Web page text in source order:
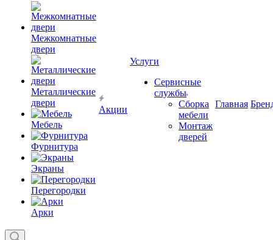
Межкомнатные
двери
Металлические
двери
Мебель
Фурнитура
Экраны
Перегородки
Арки
Акции
Услуги
Сервисные
службы
Сборка
мебели
Монтаж
дверей
Главная